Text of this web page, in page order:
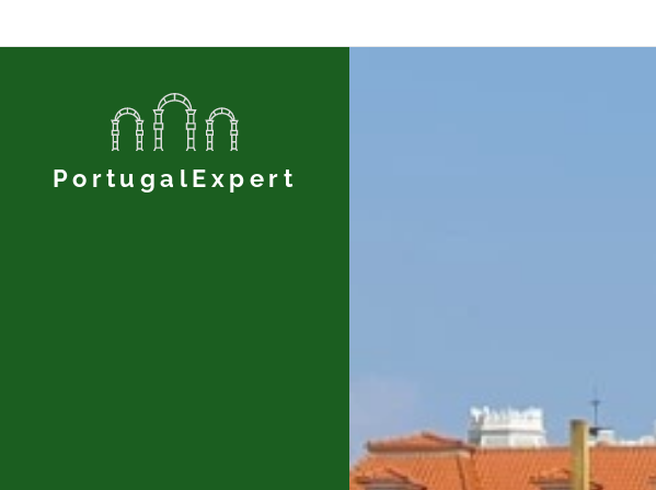
PortugalExpert